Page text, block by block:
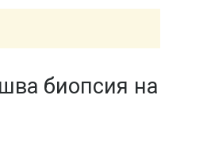
биопсия на